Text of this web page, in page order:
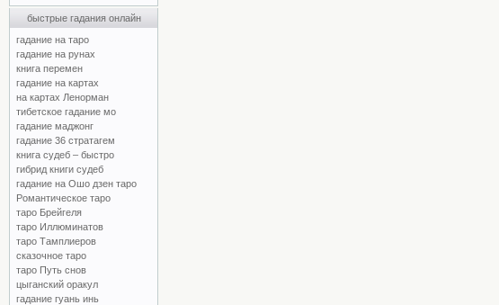
быстрые гадания онлайн
гадание на таро
гадание на рунах
книга перемен
гадание на картах
на картах Ленорман
тибетское гадание мо
гадание маджонг
гадание 36 стратагем
книга судеб – быстро
гибрид книги судеб
гадание на Ошо дзен таро
Романтическое таро
таро Брейгеля
таро Иллюминатов
таро Тамплиеров
сказочное таро
таро Путь снов
цыганский оракул
гадание гуань инь